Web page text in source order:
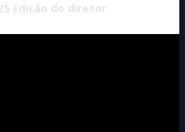
Edição do diretor